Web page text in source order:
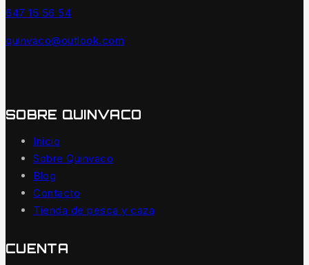
647 15 56 54
quinvaco@outlook.com
SOBRE QUINVACO
Inicio
Sobre Quinvaco
Blog
Contacto
Tienda de pesca y caza
CUENTA